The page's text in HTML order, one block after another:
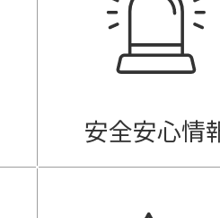
安全安心情